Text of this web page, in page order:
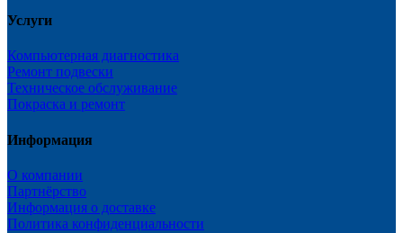
Услуги
Компьютерная диагностика
Ремонт подвески
Техническое обслуживание
Покраска и ремонт
Информация
О компании
Партнёрство
Информация о доставке
Политика конфиденциальности